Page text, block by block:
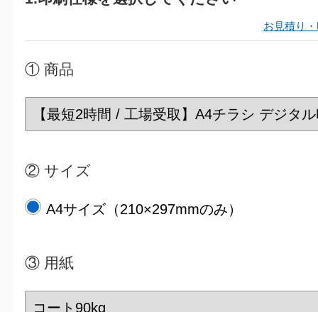
お見積り
① 商品
② サイズ
A4サイズ（210×297mmのみ）
③ 用紙